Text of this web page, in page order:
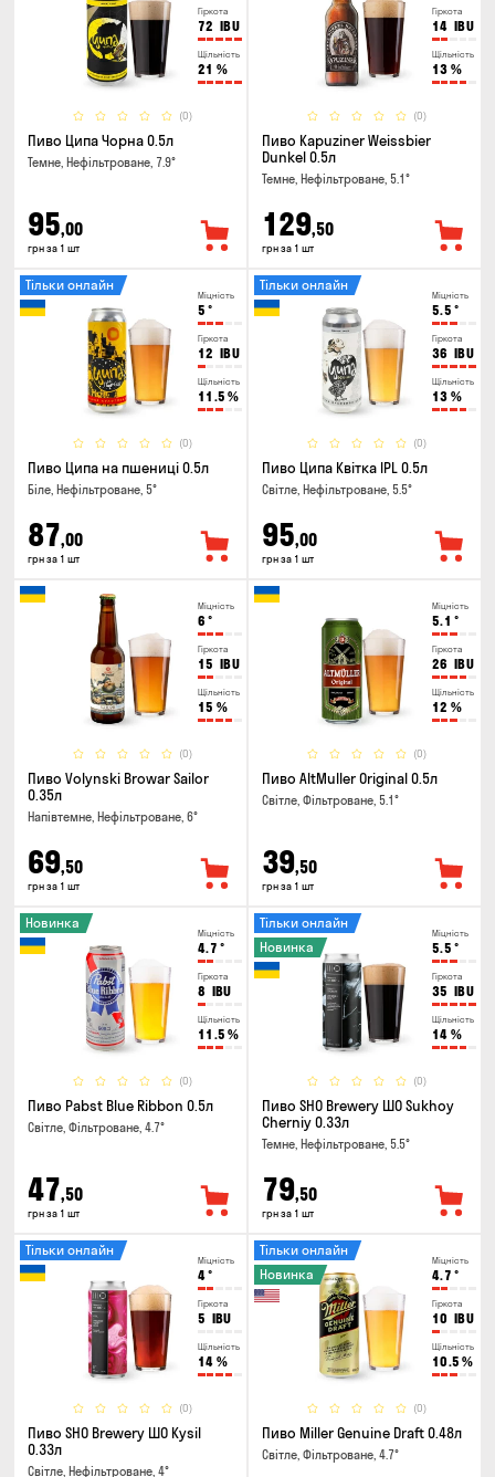
Гіркота
72 IBU
Щільність
21 %
(0)
Пиво Ципа Чорна 0.5л
Темне, Нефільтроване, 7.9°
95,00
грн за 1 шт
Гіркота
14 IBU
Щільність
13 %
(0)
Пиво Kapuziner Weissbier
Dunkel 0.5л
Темне, Нефільтроване, 5.1°
129,50
грн за 1 шт
Міцність
5 °
Гіркота
12 IBU
Щільність
11.5 %
(0)
Тільки онлайн
Пиво Ципа на пшениці 0.5л
Біле, Нефільтроване, 5°
87,00
грн за 1 шт
Міцність
5.5 °
Гіркота
36 IBU
Щільність
13 %
(0)
Тільки онлайн
Пиво Ципа Квітка IPL 0.5л
Світле, Нефільтроване, 5.5°
95,00
грн за 1 шт
Міцність
6 °
Гіркота
15 IBU
Щільність
15 %
(0)
Пиво Volynski Browar Sailor
0.35л
Напівтемне, Нефільтроване, 6°
69,50
грн за 1 шт
Міцність
5.1 °
Гіркота
26 IBU
Щільність
12 %
(0)
Пиво AltMuller Original 0.5л
Світле, Фільтроване, 5.1°
39,50
грн за 1 шт
Міцність
4.7 °
Гіркота
8 IBU
Щільність
11.5 %
(0)
Новинка
Пиво Pabst Blue Ribbon 0.5л
Світле, Фільтроване, 4.7°
47,50
грн за 1 шт
Міцність
5.5 °
Гіркота
35 IBU
Щільність
14 %
(0)
Тільки онлайн
Новинка
Пиво SHO Brewery ШО Sukhoy
Cherniy 0.33л
Темне, Нефільтроване, 5.5°
79,50
грн за 1 шт
Міцність
4°
Гіркота
5 IBU
Щільність
14 %
(0)
Тільки онлайн
Пиво SHO Brewery ШО Kysil
0.33л
Світле, Нефільтроване, 4°
Міцність
4.7 °
Гіркота
10 IBU
Щільність
10.5 %
(0)
Тільки онлайн
Новинка
Пиво Miller Genuine Draft 0.48л
Світле, Фільтроване, 4.7°